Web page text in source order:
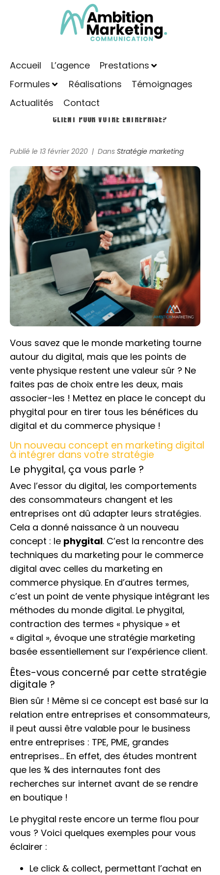
Accueil L’agence
Prestations
Formules
Réalisations
Témoignages
Actualités
Contact
COMMENT ALLIER MARKETING DIGITAL AVEC L’EXPÉRIENCE
CLIENT POUR VOTRE ENTREPRISE?
Publié le 13 février 2020 Dans Stratégie marketing
Vous savez que le monde marketing tourne
autour du digital, mais que les points de
vente physique restent une valeur sûr ? Ne
faites pas de choix entre les deux, mais
associer-les ! Mettez en place le concept du
phygital pour en tirer tous les bénéfices du
digital et du commerce physique !
Un nouveau concept en marketing digital
à intégrer dans votre stratégie
Le phygital, ça vous parle ?
Avec l’essor du digital, les comportements
des consommateurs changent et les
entreprises ont dû adapter leurs stratégies.
Cela a donné naissance à un nouveau
concept : le phygital. C’est la rencontre des
techniques du marketing pour le commerce
digital avec celles du marketing en
commerce physique. En d’autres termes,
c’est un point de vente physique intégrant les
méthodes du monde digital. Le phygital,
contraction des termes « physique » et
« digital », évoque une stratégie marketing
basée essentiellement sur l’expérience client.
Êtes-vous concerné par cette stratégie
digitale ?
Bien sûr ! Même si ce concept est basé sur la
relation entre entreprises et consommateurs,
il peut aussi être valable pour le business
entre entreprises : TPE, PME, grandes
entreprises… En effet, des études montrent
que les ¾ des internautes font des
recherches sur internet avant de se rendre
en boutique !
Le phygital reste encore un terme flou pour
vous ? Voici quelques exemples pour vous
éclairer :
Le click & collect, permettant l’achat en